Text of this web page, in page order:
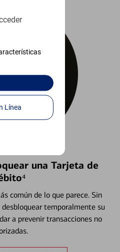
Continúe para entrar en la Banca en Línea
una Tarjeta de
común de lo que parece. Sin
temporalmente su
a prevenir transacciones no